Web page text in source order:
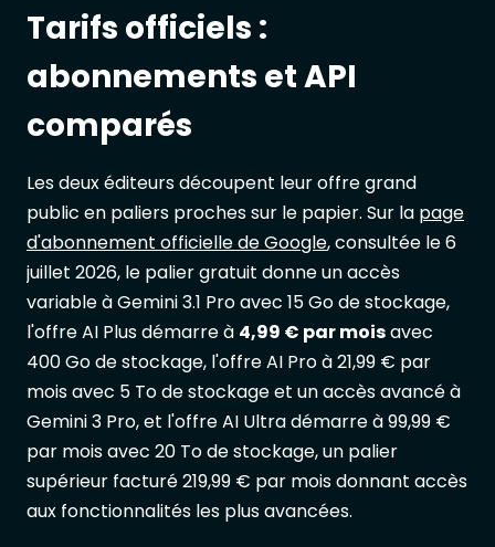
Tarifs officiels :
abonnements et API
comparés
Les deux éditeurs découpent leur offre grand
public en paliers proches sur le papier. Sur la page
d'abonnement officielle de Google, consultée le 6
juillet 2026, le palier gratuit donne un accès
variable à Gemini 3.1 Pro avec 15 Go de stockage,
l'offre AI Plus démarre à 4,99 € par moisavec
400 Go de stockage, l'offre AI Pro à 21,99 € par
mois avec 5 To de stockage et un accès avancé à
Gemini 3 Pro, et l'offre AI Ultra démarre à 99,99 €
par mois avec 20 To de stockage, un palier
supérieur facturé 219,99 € par mois donnant accès
aux fonctionnalités les plus avancées.